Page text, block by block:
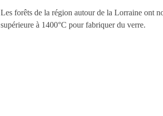
Les forêts de la région autour de la Lorraine ont
supérieure à 1400°C pour fabriquer du verre.